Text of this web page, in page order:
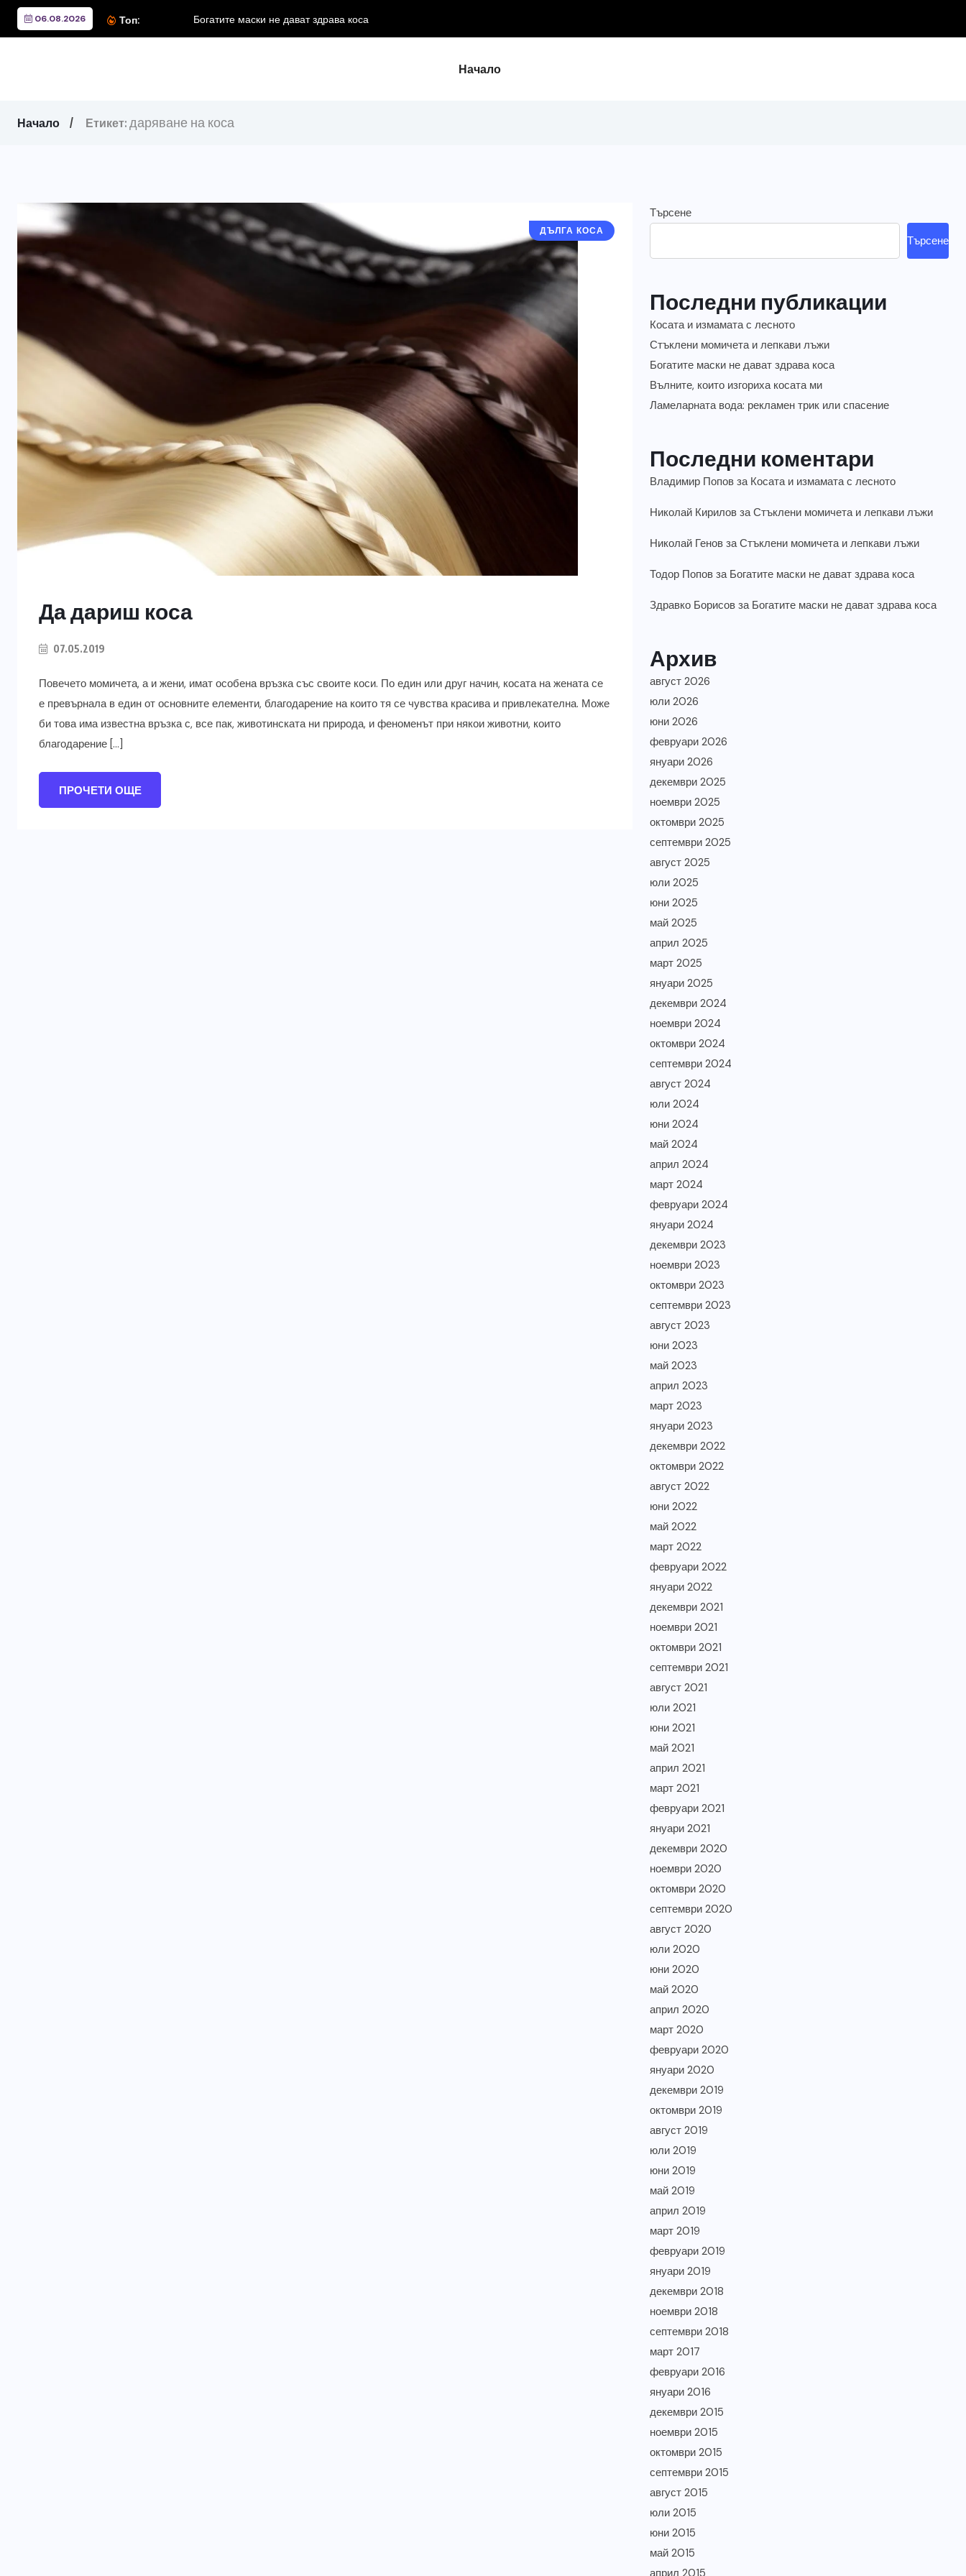
06.08.2026 Топ: Богатите маски не дават здрава коса
Начало
Начало Етикет: даряване на коса
ДЪЛГА КОСА
Да дариш коса
07.05.2019
Повечето момичета, а и жени, имат особена връзка със своите коси. По един или друг начин, косата на жената се
е превърнала в един от основните елементи, благодарение на които тя се чувства красива и привлекателна. Може
би това има известна връзка с, все пак, животинската ни природа, и феноменът при някои животни, които
благодарение […]
ПРОЧЕТИ ОЩЕ
Търсене
Търсене
Последни публикации
Косата и измамата с лесното
Стъклени момичета и лепкави лъжи
Богатите маски не дават здрава коса
Вълните, които изгориха косата ми
Ламеларната вода: рекламен трик или спасение
Последни коментари
Владимир Попов за Косата и измамата с лесното
Николай Кирилов заСтъклени момичета и лепкави лъжи
Николай Генов заСтъклени момичета и лепкави лъжи
Тодор Попов за Богатите маски не дават здрава коса
Здравко Борисов за Богатите маски не дават здрава коса
Архив
август 2026
юли 2026
юни 2026
февруари 2026
януари 2026
декември 2025
ноември 2025
октомври 2025
септември 2025
август 2025
юли 2025
юни 2025
май 2025
април 2025
март 2025
януари 2025
декември 2024
ноември 2024
октомври 2024
септември 2024
август 2024
юли 2024
юни 2024
май 2024
април 2024
март 2024
февруари 2024
януари 2024
декември 2023
ноември 2023
октомври 2023
септември 2023
август 2023
юни 2023
май 2023
април 2023
март 2023
януари 2023
декември 2022
октомври 2022
август 2022
юни 2022
май 2022
март 2022
февруари 2022
януари 2022
декември 2021
ноември 2021
октомври 2021
септември 2021
август 2021
юли 2021
юни 2021
май 2021
април 2021
март 2021
февруари 2021
януари 2021
декември 2020
ноември 2020
октомври 2020
септември 2020
август 2020
юли 2020
юни 2020
май 2020
април 2020
март 2020
февруари 2020
януари 2020
декември 2019
октомври 2019
август 2019
юли 2019
юни 2019
май 2019
април 2019
март 2019
февруари 2019
януари 2019
декември 2018
ноември 2018
септември 2018
март 2017
февруари 2016
януари 2016
декември 2015
ноември 2015
октомври 2015
септември 2015
август 2015
юли 2015
юни 2015
май 2015
април 2015